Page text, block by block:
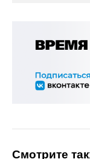
Смотрите